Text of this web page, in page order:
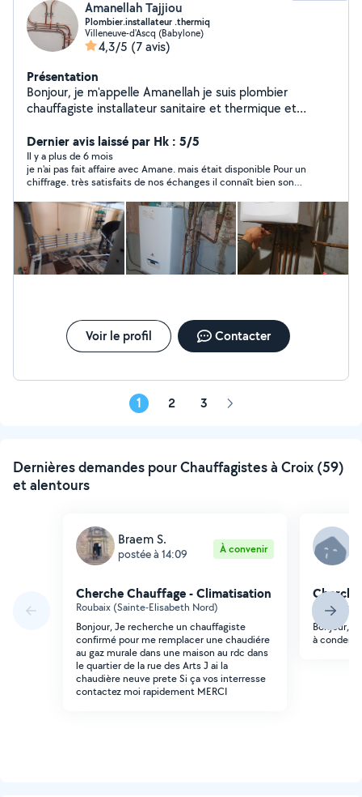
Amanellah Tajjiou
Plombier.installateur .thermiq
Villeneuve-d'Ascq (Babylone)
4,3/5 (7 avis)
Présentation
Bonjour, je m'appelle Amanellah je suis plombier
chauffagiste installateur sanitaire et thermique et
chantiers ou vos travaux. Je me déplace dans la région
lilloise mais je peux élargir ma zone d'intervention. Je
reste à votre disposition pour tout renseignement.
Cordialement.
Dernier avis laissé par Hk : 5/5
Il y a plus de 6 mois
je n'ai pas fait affaire avec Amane. mais était disponible Pour un
chiffrage. très satisfaits de nos échanges il connaît bien son
Voir le profil Contacter
1 2 3 Page
Dernières demandes pour Chauffagistes à Croix (59)
et alentours
Braem S.
postée à 14:09 À convenir
Cherche Chauffage - Climatisation
Roubaix (Sainte-Elisabeth Nord)
Bonjour, Je recherche un chauffagiste
confirmé pour me remplacer une chaudiére
au gaz murale dans une maison au rdc dans
le quartier de la rue des Arts J ai la
chaudière neuve prete Si ça vos interresse
contactez moi rapidement MERCI
Mouvaux
Bonjour,
à